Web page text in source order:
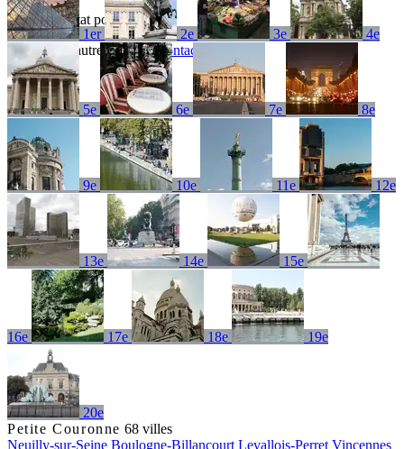
1er 2e 3e 4e
5e 6e 7e 8e
9e 10e 11e 12e
13e 14e 15e
16e 17e 18e 19e
20e
Petite Couronne 68 villes
Neuilly-sur-Seine Boulogne-Billancourt Levallois-Perret Vincennes
Aucun résultat pour
Essayez un autre terme oucontactez-nous